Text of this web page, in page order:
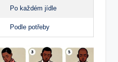
Po každém jídle
Podle potřeby